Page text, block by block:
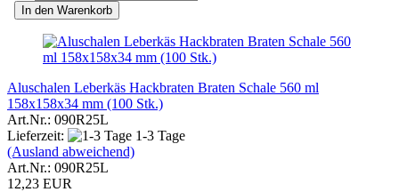
In den Warenkorb
Aluschalen Leberkäs Hackbraten Braten Schale 560 ml
158x158x34 mm (100 Stk.)
Art.Nr.: 090R25L
Lieferzeit:
1-3 Tage
(Ausland abweichend)
Art.Nr.: 090R25L
12,23 EUR